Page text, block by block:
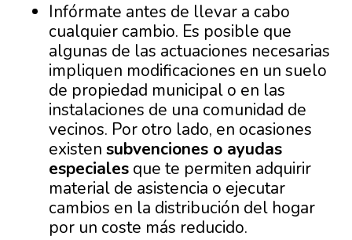
Infórmate antes de llevar a cabo
cualquier cambio. Es posible que
algunas de las actuaciones necesarias
impliquen modificaciones en un suelo
de propiedad municipal o en las
instalaciones de una comunidad de
vecinos. Por otro lado, en ocasiones
existensubvenciones o ayudas
especiales que te permiten adquirir
material de asistencia o ejecutar
cambios en la distribución del hogar
por un coste más reducido.